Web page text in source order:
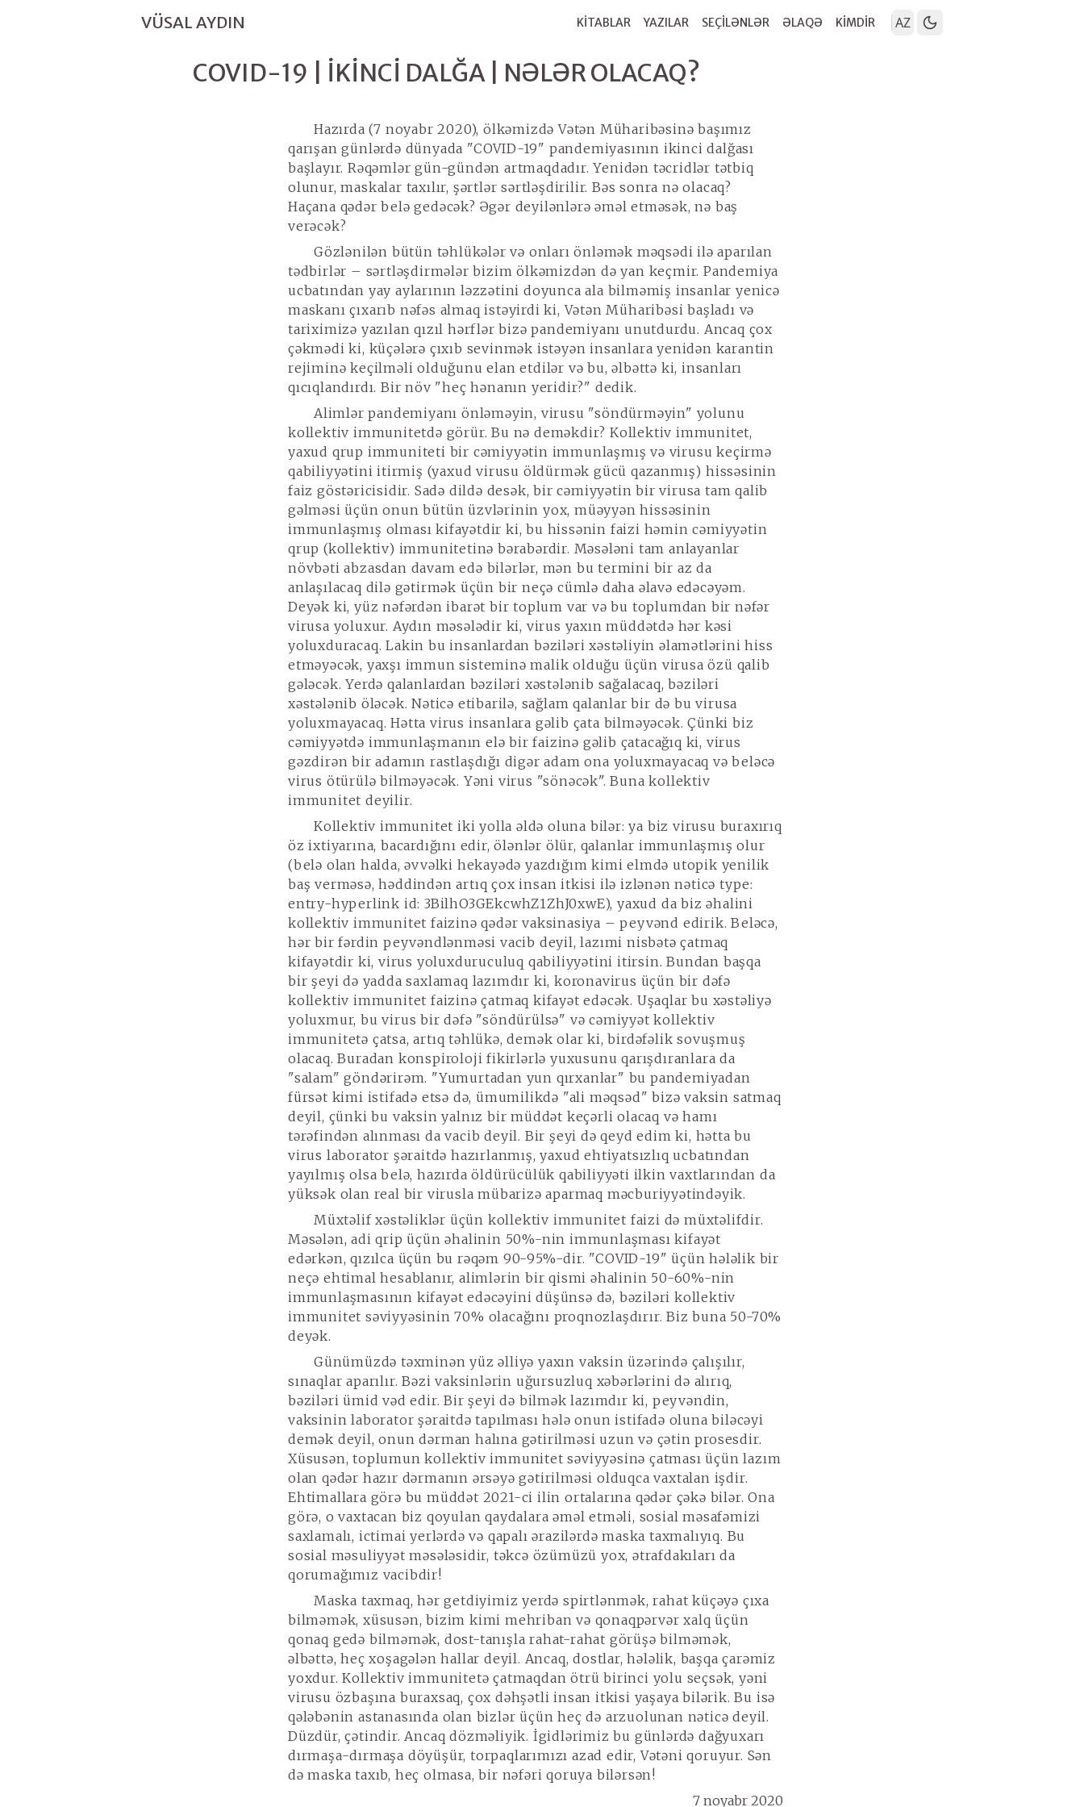
VÜSAL AYDIN KİTABLAR YAZILAR SEÇİLƏNLƏR ƏLAQƏ KİMDİR AZ
COVID-19 | İKINCI DALĞA | NƏLƏR OLACAQ?
Hazırda (7 noyabr 2020), ölkəmizdə Vətən Müharibəsinə başımız
qarışan günlərdə dünyada "COVID-19" pandemiyasının ikinci dalğası
başlayır. Rəqəmlər gün-gündən artmaqdadır. Yenidən təcridlər tətbiq
olunur, maskalar taxılır, şərtlər sərtləşdirilir. Bəs sonra nə olacaq?
Haçana qədər belə gedəcək? Əgər deyilənlərə əməl etməsək, nə baş
verəcək?
Gözlənilən bütün təhlükələr və onları önləmək məqsədi ilə aparılan
tədbirlər – sərtləşdirmələr bizim ölkəmizdən də yan keçmir. Pandemiya
ucbatından yay aylarının ləzzətini doyunca ala bilməmiş insanlar yenicə
maskanı çıxarıb nəfəs almaq istəyirdi ki, Vətən Müharibəsi başladı və
tariximizə yazılan qızıl hərflər bizə pandemiyanı unutdurdu. Ancaq çox
çəkmədi ki, küçələrə çıxıb sevinmək istəyən insanlara yenidən karantin
rejiminə keçilməli olduğunu elan etdilər və bu, əlbəttə ki, insanları
qıcıqlandırdı. Bir növ "heç hənanın yeridir?" dedik.
Alimlər pandemiyanı önləməyin, virusu "söndürməyin" yolunu
kollektiv immunitetdə görür. Bu nə deməkdir? Kollektiv immunitet,
yaxud qrup immuniteti bir cəmiyyətin immunlaşmış və virusu keçirmə
qabiliyyətini itirmiş (yaxud virusu öldürmək gücü qazanmış) hissəsinin
faiz göstəricisidir. Sadə dildə desək, bir cəmiyyətin bir virusa tam qalib
gəlməsi üçün onun bütün üzvlərinin yox, müəyyən hissəsinin
immunlaşmış olması kifayətdir ki, bu hissənin faizi həmin cəmiyyətin
qrup (kollektiv) immunitetinə bərabərdir. Məsələni tam anlayanlar
növbəti abzasdan davam edə bilərlər, mən bu termini bir az da
anlaşılacaq dilə gətirmək üçün bir neçə cümlə daha əlavə edəcəyəm.
Deyək ki, yüz nəfərdən ibarət bir toplum var və bu toplumdan bir nəfər
virusa yoluxur. Aydın məsələdir ki, virus yaxın müddətdə hər kəsi
yoluxduracaq. Lakin bu insanlardan bəziləri xəstəliyin əlamətlərini hiss
etməyəcək, yaxşı immun sisteminə malik olduğu üçün virusa özü qalib
gələcək. Yerdə qalanlardan bəziləri xəstələnib sağalacaq, bəziləri
xəstələnib öləcək. Nəticə etibarilə, sağlam qalanlar bir də bu virusa
yoluxmayacaq. Hətta virus insanlara gəlib çata bilməyəcək. Çünki biz
cəmiyyətdə immunlaşmanın elə bir faizinə gəlib çatacağıq ki, virus
gəzdirən bir adamın rastlaşdığı digər adam ona yoluxmayacaq və beləcə
virus ötürülə bilməyəcək. Yəni virus "sönəcək". Buna kollektiv
immunitet deyilir.
Kollektiv immunitet iki yolla əldə oluna bilər: ya biz virusu buraxırıq
öz ixtiyarına, bacardığını edir, ölənlər ölür, qalanlar immunlaşmış olur
(belə olan halda, əvvəlki hekayədə yazdığım kimi elmdə utopik yenilik
baş verməsə, həddindən artıq çox insan itkisi ilə izlənən nəticə type:
entry-hyperlink id: 3BilhO3GEkcwhZ1ZhJ0xwE), yaxud da biz əhalini
kollektiv immunitet faizinə qədər vaksinasiya – peyvənd edirik. Beləcə,
hər bir fərdin peyvəndlənməsi vacib deyil, lazımi nisbətə çatmaq
kifayətdir ki, virus yoluxduruculuq qabiliyyətini itirsin. Bundan başqa
bir şeyi də yadda saxlamaq lazımdır ki, koronavirus üçün bir dəfə
kollektiv immunitet faizinə çatmaq kifayət edəcək. Uşaqlar bu xəstəliyə
yoluxmur, bu virus bir dəfə "söndürülsə" və cəmiyyət kollektiv
immunitetə çatsa, artıq təhlükə, demək olar ki, birdəfəlik sovuşmuş
olacaq. Buradan konspiroloji fikirlərlə yuxusunu qarışdıranlara da
"salam" göndərirəm. "Yumurtadan yun qırxanlar" bu pandemiyadan
fürsət kimi istifadə etsə də, ümumilikdə "ali məqsəd" bizə vaksin satmaq
deyil, çünki bu vaksin yalnız bir müddət keçərli olacaq və hamı
tərəfindən alınması da vacib deyil. Bir şeyi də qeyd edim ki, hətta bu
virus laborator şəraitdə hazırlanmış, yaxud ehtiyatsızlıq ucbatından
yayılmış olsa belə, hazırda öldürücülük qabiliyyəti ilkin vaxtlarından da
yüksək olan real bir virusla mübarizə aparmaq məcburiyyətindəyik.
Müxtəlif xəstəliklər üçün kollektiv immunitet faizi də müxtəlifdir.
Məsələn, adi qrip üçün əhalinin 50%-nin immunlaşması kifayət
edərkən, qızılca üçün bu rəqəm 90-95%-dir. "COVID-19" üçün hələlik bir
neçə ehtimal hesablanır, alimlərin bir qismi əhalinin 50-60%-nin
immunlaşmasının kifayət edəcəyini düşünsə də, bəziləri kollektiv
immunitet səviyyəsinin 70% olacağını proqnozlaşdırır. Biz buna 50-70%
deyək.
Günümüzdə təxminən yüz əlliyə yaxın vaksin üzərində çalışılır,
sınaqlar aparılır. Bəzi vaksinlərin uğursuzluq xəbərlərini də alırıq,
bəziləri ümid vəd edir. Bir şeyi də bilmək lazımdır ki, peyvəndin,
vaksinin laborator şəraitdə tapılması hələ onun istifadə oluna biləcəyi
demək deyil, onun dərman halına gətirilməsi uzun və çətin prosesdir.
Xüsusən, toplumun kollektiv immunitet səviyyəsinə çatması üçün lazım
olan qədər hazır dərmanın ərsəyə gətirilməsi olduqca vaxtalan işdir.
Ehtimallara görə bu müddət 2021-ci ilin ortalarına qədər çəkə bilər. Ona
görə, o vaxtacan biz qoyulan qaydalara əməl etməli, sosial məsafəmizi
saxlamalı, ictimai yerlərdə və qapalı ərazilərdə maska taxmalıyıq. Bu
sosial məsuliyyət məsələsidir, təkcə özümüzü yox, ətrafdakıları da
qorumağımız vacibdir!
Maska taxmaq, hər getdiyimiz yerdə spirtlənmək, rahat küçəyə çıxa
bilməmək, xüsusən, bizim kimi mehriban və qonaqpərvər xalq üçün
qonaq gedə bilməmək, dost-tanışla rahat-rahat görüşə bilməmək,
əlbəttə, heç xoşagələn hallar deyil. Ancaq, dostlar, hələlik, başqa çarəmiz
yoxdur. Kollektiv immunitetə çatmaqdan ötrü birinci yolu seçsək, yəni
virusu özbaşına buraxsaq, çox dəhşətli insan itkisi yaşaya bilərik. Bu isə
qələbənin astanasında olan bizlər üçün heç də arzuolunan nəticə deyil.
Düzdür, çətindir. Ancaq dözməliyik. İgidlərimiz bu günlərdə dağyuxarı
dırmaşa-dırmaşa döyüşür, torpaqlarımızı azad edir, Vətəni qoruyur. Sən
də maska taxıb, heç olmasa, bir nəfəri qoruya bilərsən!
7 noyabr 2020